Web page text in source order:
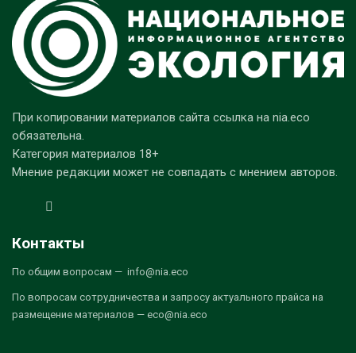
При копировании материалов сайта ссылка на nia.eco
обязательна.
Категория материалов 18+
Мнение редакции может не совпадать с мнением авторов.
Контакты
По общим вопросам — info@nia.eco
По вопросам сотрудничества и запросу актуального прайса на
размещение материалов — eco@nia.eco